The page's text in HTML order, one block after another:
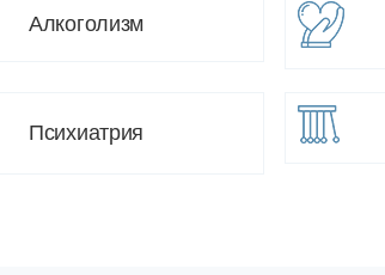
Алкоголизм
Психиатрия